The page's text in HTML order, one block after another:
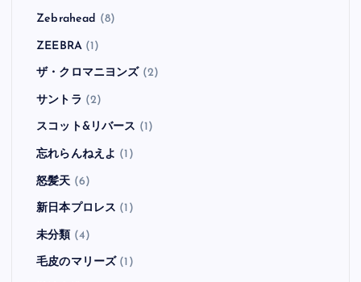
Zebrahead (8)
ZEEBRA(1)
ザ・クロマニヨンズ (2)
サントラ (2)
スコット&リバース (1)
忘れらんねえよ (1)
怒髪天 (6)
新日本プロレス (1)
未分類 (4)
毛皮のマリーズ (1)